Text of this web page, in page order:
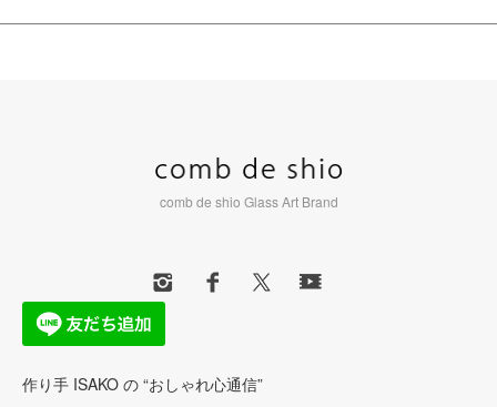
comb de shio Glass Art Brand
作り手 ISAKO の “おしゃれ心通信”